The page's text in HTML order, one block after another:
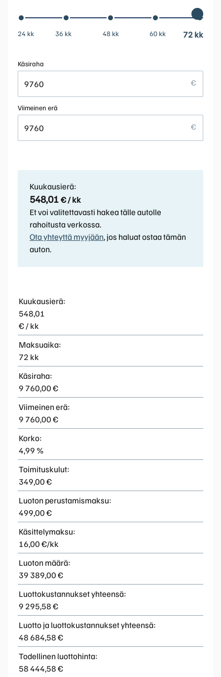
24 kk 36 kk 48 kk 60 kk 72 kk
Käsiraha
Viimeinen erä
Kuukausierä:
548,01
€ / kk
Maksuaika:
72 kk
Käsiraha:
9 760,00 €
Viimeinen erä:
9 760,00 €
Korko:
4,99 %
Toimituskulut:
349,00 €
Luoton perustamismaksu:
499,00 €
Käsittelymaksu:
16,00 €/kk
Luoton määrä:
39 389,00 €
Luottokustannukset yhteensä:
9 295,58 €
Luotto ja luottokustannukset yhteensä:
48 684,58 €
Todellinen luottohinta:
58 444,58 €
Kuukausierä:
548,01€ / kk
Et voi valitettavasti hakea tälle autolle
rahoitusta verkossa.
Ota yhteyttä myyjään, jos haluat ostaa tämän
auton.